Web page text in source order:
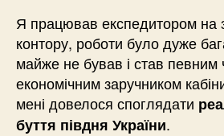
Я працював експедитором на
контору, роботи було дуже
майже не бував і став певним
економічним заручником
мені довелося споглядати
буття півдня України.